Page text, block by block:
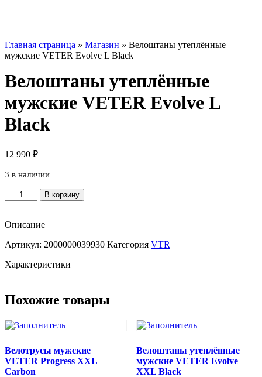
Главная страница » Магазин » Велоштаны утеплённые
мужские VETER Evolve L Black
Велоштаны утеплённые
мужские VETER Evolve L
Black
12 990 ₽
3 в наличии
Количество
товара
утеплённые
VETER
L
В корзину
Описание
Артикул: 2000000039930 Категория VTR
Характеристики
Похожие товары
Велотрусы мужские
VETER Progress XXL
Carbon
Велоштаны утеплённые
мужские VETER Evolve
XXL Black